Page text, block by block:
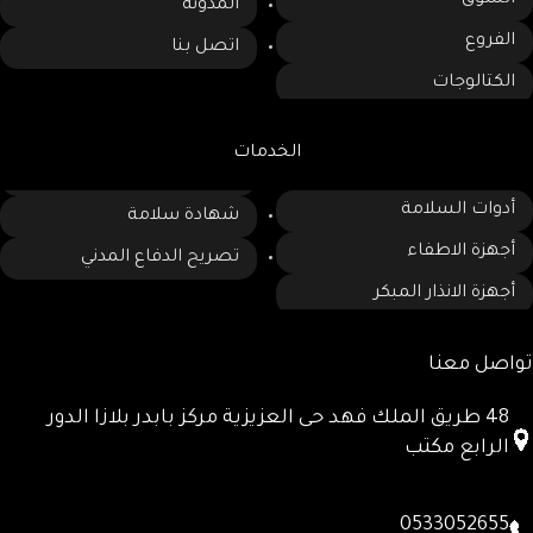
الفروع
الكتالوجات
المدونة
اتصل بنا
الخدمات
أدوات السلامة
أجهزة الاطفاء
أجهزة الانذار المبكر
شهادة سلامة
تصريح الدفاع المدني
تواصل معنا
48 طريق الملك فهد حى العزيزية مركز بابدر بلازا الدور
الرابع مكتب
0533052655